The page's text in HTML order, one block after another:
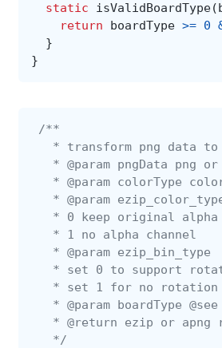
static isValidBoardType(
return
boardType >= 0
}
}
/**
* transform png data
* @param pngData png or
* @param colorType
* @param
* 0 keep original alpha
   * 1 no alpha channel
   * @param ezip_bin_type
* set 0 to support
   * set 1 for no rotation
* @param boardType @see
* @return ezip or apng
   */